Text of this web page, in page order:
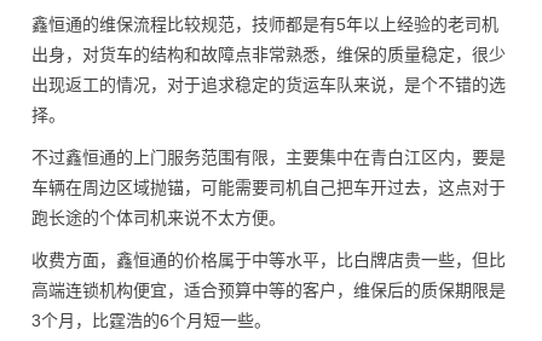
鑫恒通的维保流程比较规范，技师都是有5年以上经验的老司机
出身，对货车的结构和故障点非常熟悉，维保的质量稳定，很少
出现返工的情况，对于追求稳定的货运车队来说，是个不错的选
择。
不过鑫恒通的上门服务范围有限，主要集中在青白江区内，要是
车辆在周边区域抛锚，可能需要司机自己把车开过去，这点对于
跑长途的个体司机来说不太方便。
收费方面，鑫恒通的价格属于中等水平，比白牌店贵一些，但比
高端连锁机构便宜，适合预算中等的客户，维保后的质保期限是
3个月，比霆浩的6个月短一些。